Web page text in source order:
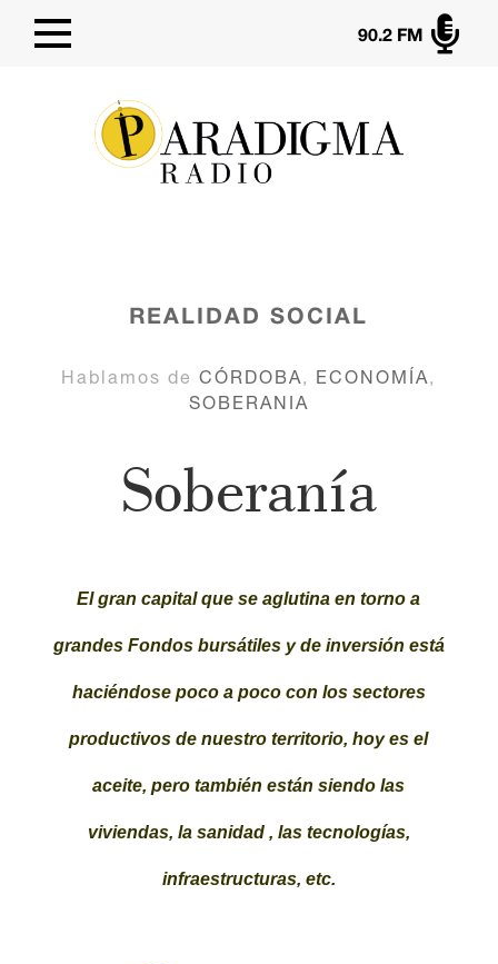

90.2 FM
REALIDAD SOCIAL
Hablamos deCÓRDOBA, ECONOMÍA,
SOBERANIA
Soberanía
El gran capital que se aglutina en torno a
grandes Fondos bursátiles y de inversión está
haciéndose poco a poco con los sectores
productivos de nuestro territorio, hoy es el
aceite, pero también están siendo las
viviendas, la sanidad , las tecnologías,
infraestructuras, etc.